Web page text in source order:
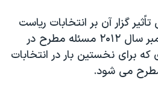
گزار آن بر انتخابات ریاست
جمهوری آمریکا در ۶ نوامبر سال ۲۰۱۲ مسئله مطرح در
برای نخستین بار در انتخابات
می شود.